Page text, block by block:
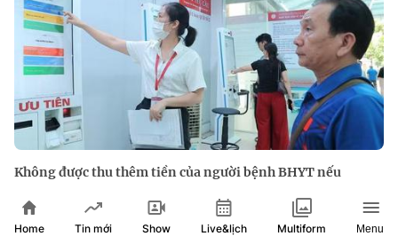
Không được thu thêm tiền của người bệnh BHYT nếu
Home Tin mới Show Live&lịch Multiform Menu